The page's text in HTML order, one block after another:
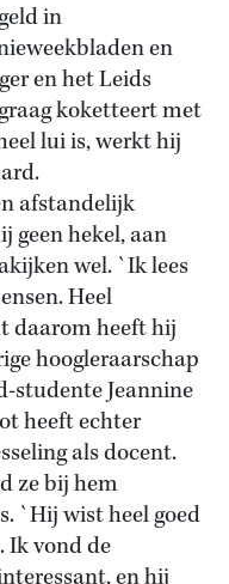
in
en
en het Leids
koketteert met
lui is, werkt hij
afstandelijk
geen hekel, aan
wel. `Ik lees
Heel
daarom heeft hij
hoogleraarschap
studente Jeannine
heeft echter
als docent.
ze bij hem
`Hij wist heel goed
Ik vond de